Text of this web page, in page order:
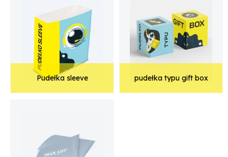
Pudełka sleeve pudełka typu gift box